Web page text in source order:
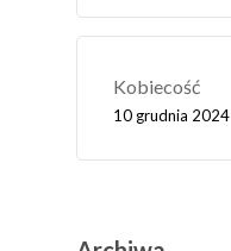
Kobiecość
10 grudnia 2024